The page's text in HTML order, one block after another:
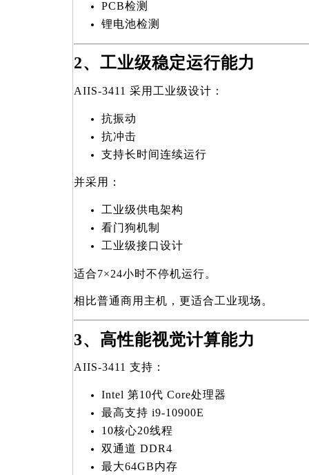
PCB检测
锂电池检测
2、工业级稳定运行能力
AIIS-3411 采用工业级设计：
抗振动
抗冲击
支持长时间连续运行
并采用：
工业级供电架构
看门狗机制
工业级接口设计
适合7×24小时不停机运行。
相比普通商用主机，更适合工业现场。
3、高性能视觉计算能力
AIIS-3411 支持：
Intel 第10代 Core处理器
最高支持 i9-10900E
10核心20线程
双通道 DDR4
最大64GB内存